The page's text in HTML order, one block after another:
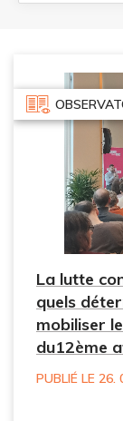
La lutte
quels
mobiliser
du12ème
PUBLIÉ LE 26.